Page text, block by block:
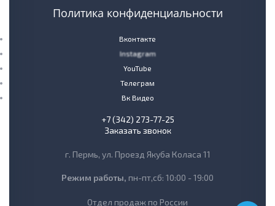
Политика конфиденциальности
Вконтакте
Instagram
YouTube
Телеграм
Вк Видео
+7 (342) 273-77-25
Заказать звонок
г. Пермь, ул. Проезд Якуба Коласа 11
Режим работы, пн-пт,сб: 10:00 - 19:00
Отдел продаж по России